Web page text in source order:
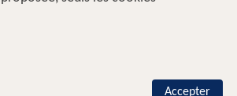
Ajouter
Accepter